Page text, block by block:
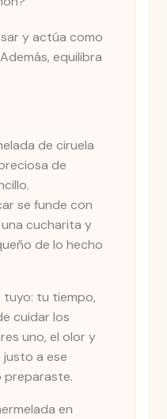
y actúa como
equilibra
de ciruela
de
se funde con
cucharita y
de lo hecho
tu tiempo,
cuidar los
uno, el olor y
a ese
preparaste.
en